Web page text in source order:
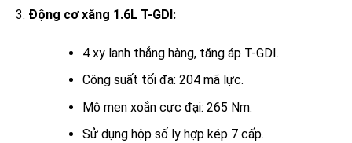
Động cơ xăng 1.6L T-GDI:
4 xy lanh thẳng hàng, tăng áp T-GDI.
Công suất tối đa: 204 mã lực.
Mô men xoắn cực đại: 265 Nm.
Sử dụng hộp số ly hợp kép 7 cấp.